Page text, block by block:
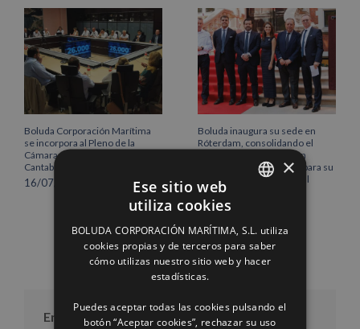
Boluda Corporación Marítima
se incorpora al Pleno de la
Cámara de Comercio de
Cantabria
16/07/2026
Boluda inaugura su sede en
Róterdam, consolidando el
norte de Europa como un
centro estratégico clave para su
crecimiento internacional
10/07/2026
Entradas por mes
ENGLISH
FRENCH
×
Ese sitio web
utiliza cookies
BOLUDA CORPORACIÓN MARÍTIMA, S.L. utiliza
cookies propias y de terceros para saber
cómo utilizas nuestro sitio web y hacer
estadísticas.
Puedes aceptar todas las cookies pulsando el
botón “Aceptar cookies”, rechazar su uso